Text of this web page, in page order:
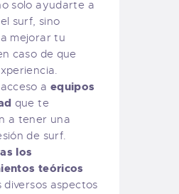
solo ayudarte a
surf, sino
mejorar tu
caso de que
a equipos
que te
a tener una
de surf.
los
teóricos
diversos aspectos